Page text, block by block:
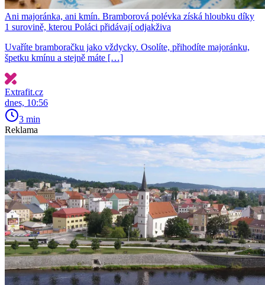
Ani majoránka, ani kmín. Bramborová polévka získá hloubku díky
1 surovině, kterou Poláci přidávají odjakživa
Uvaříte bramboračku jako vždycky. Osolíte, přihodíte majoránku,
špetku kmínu a stejně máte […]
Extrafit.cz
dnes, 10:56
3 min
Reklama